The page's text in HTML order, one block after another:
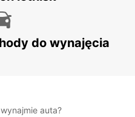
do wynajęcia
auta?